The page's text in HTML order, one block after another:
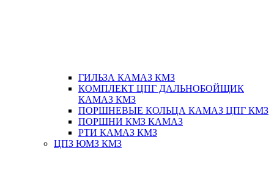
ГИЛЬЗА КАМАЗ КМЗ
КОМПЛЕКТ ЦПГ ДАЛЬНОБОЙЩИК
КАМАЗ КМЗ
ПОРШНЕВЫЕ КОЛЬЦА КАМАЗ ЦПГ КМЗ
ПОРШНИ КМЗ КАМАЗ
РТИ КАМАЗ КМЗ
ЦПЗ ЮМЗ КМЗ